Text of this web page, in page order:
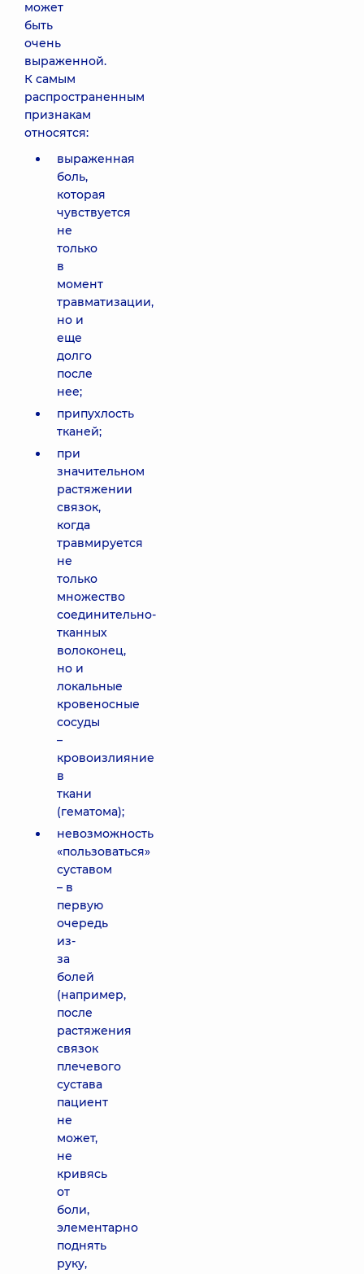
может
быть
очень
выраженной.
К самым
распространенным
признакам
относятся:
выраженная
боль,
которая
чувствуется
не
только
в
момент
травматизации,
но и
еще
долго
после
нее;
припухлость
тканей;
при
значительном
растяжении
связок,
когда
травмируется
не
только
множество
соединительно-
тканных
волоконец,
но и
локальные
кровеносные
сосуды
–
кровоизлияние
в
ткани
(гематома);
невозможность
«пользоваться»
суставом
– в
первую
очередь
из-
за
болей
(например,
после
растяжения
связок
плечевого
сустава
пациент
не
может,
не
кривясь
от
боли,
элементарно
поднять
руку,